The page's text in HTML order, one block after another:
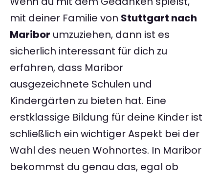
mit deiner Familie von Stuttgart nach
Maribor umzuziehen, dann ist es
sicherlich interessant für dich zu
erfahren, dass Maribor
ausgezeichnete Schulen und
Kindergärten zu bieten hat. Eine
erstklassige Bildung für deine Kinder ist
schließlich ein wichtiger Aspekt bei der
Wahl des neuen Wohnortes. In Maribor
bekommst du genau das, egal ob